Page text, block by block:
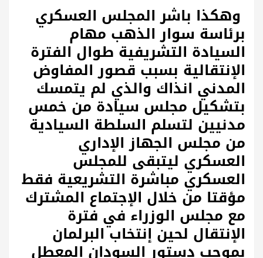
وهكذا باشر المجلس العسكري
برئاسة سوار الذهب مهام
السيادة التشريفية طوال الفترة
الإنتقالية بسبب قصور المفاوض
المدني انذاك والذي لم يتمسك
بتشكيل مجلس سيادة من خمس
مدنيين لتسلم السلطة السيادية
من مجلس الجهاز الإداري
العسكري ليتبقى للمجلس
العسكري مباشرة التشريعية فقط
مؤقتا من خلال الإجتماع المشترك
مع مجلس الوزراء في فترة
الإنتقال لحين إنتخاب البرلمان
بموجب دستور السودان المعطل